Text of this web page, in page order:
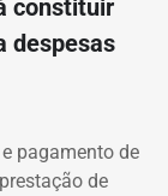
constituir
despesas
pagamento de
de